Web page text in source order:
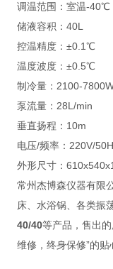
调温范围：室温-40℃
储液容积：40L
控温精度：±0.1℃
温度波度：±0.5℃
制冷量：2100-
泵流量：28L/min
垂直扬程：10m
电压/频率：220V/
外形尺寸：
常州杰博森仪器有限
床、水浴锅、各类振
40/40等产品，售出
维修，终身保修”的贴